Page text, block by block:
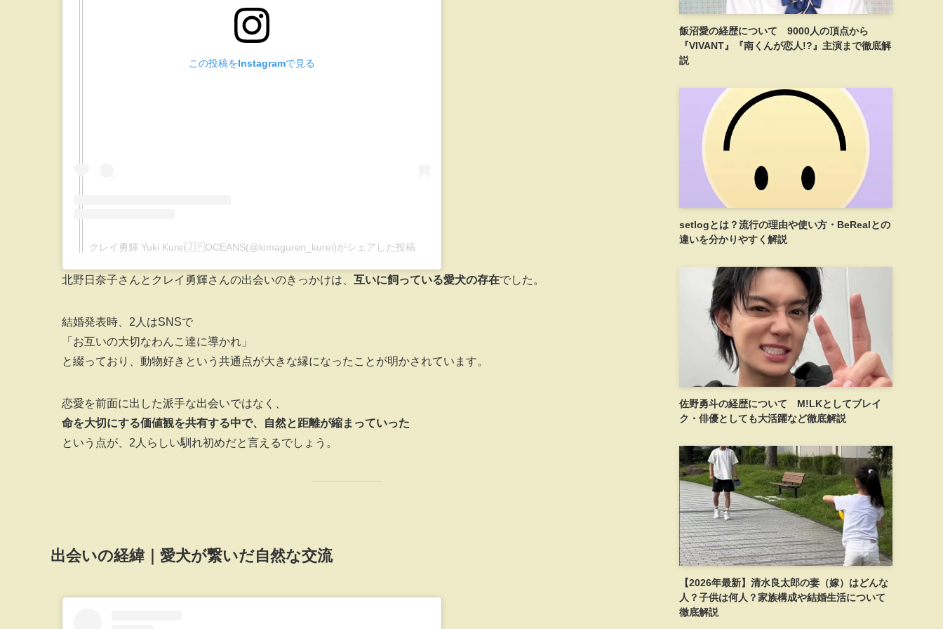
この投稿をInstagramで見る
クレイ勇輝 Yuki Kurei🇯🇵OCEANS(@kimaguren_kurei)がシェアした投稿
北野日奈子さんとクレイ勇輝さんの出会いのきっかけは、 互いに飼っている愛犬の存在でした。
結婚発表時、2人はSNSで
「お互いの大切なわんこ達に導かれ」
と綴っており、動物好きという共通点が大きな縁になったことが明かされています。
恋愛を前面に出した派手な出会いではなく、
命を大切にする価値観を共有する中で、自然と距離が縮まっていった
という点が、2人らしい馴れ初めだと言えるでしょう。
出会いの経緯｜愛犬が繋いだ自然な交流
飯沼愛の経歴について 9000人の頂点から
『VIVANT』『南くんが恋人!?』主演まで徹底解
説
setlogとは？流行の理由や使い方・BeRealとの
違いを分かりやすく解説
佐野勇斗の経歴について M!LKとしてブレイ
ク・俳優としても大活躍など徹底解説
【2026年最新】清水良太郎の妻（嫁）はどんな
人？子供は何人？家族構成や結婚生活について
徹底解説